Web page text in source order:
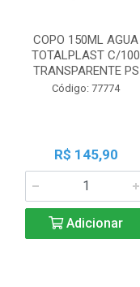
COPO 150ML AGUA
TOTALPLAST C/100
TRANSPARENTE PS
Código: 77774
R$ 145,90
Adicionar